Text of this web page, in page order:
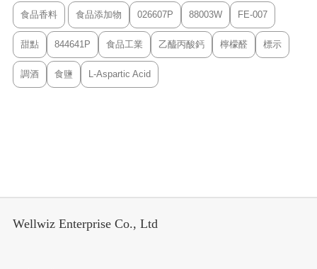
食品香料 食品添加物 026607P 88003W FE-007
甜點 844641P 食品工業 乙醯丙酸鈣 檸檬醛 標示
調酒 食鹽 L-Aspartic Acid
Wellwiz Enterprise Co., Ltd